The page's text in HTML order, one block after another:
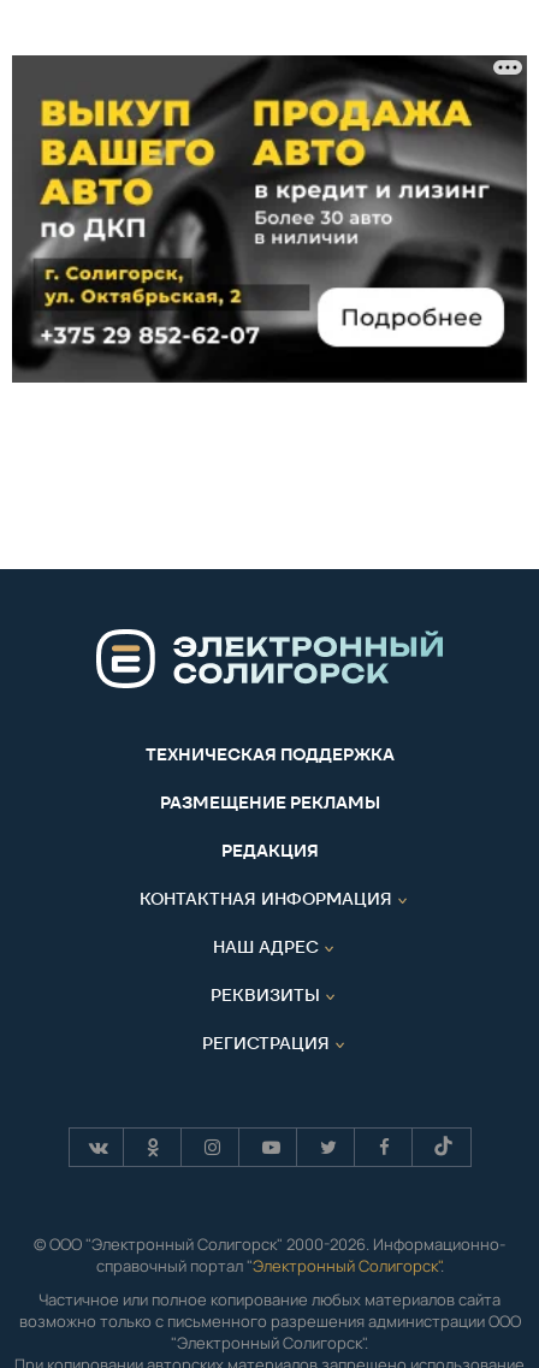
ТЕХНИЧЕСКАЯ ПОДДЕРЖКА
РАЗМЕЩЕНИЕ РЕКЛАМЫ
РЕДАКЦИЯ
КОНТАКТНАЯ ИНФОРМАЦИЯ
НАШ АДРЕС
РЕКВИЗИТЫ
РЕГИСТРАЦИЯ
© ООО "Электронный Солигорск" 2000-2026. Информационно-
справочный портал "Электронный Солигорск".
Частичное или полное копирование любых материалов сайта
возможно только с письменного разрешения администрации ООО
"Электронный Солигорск".